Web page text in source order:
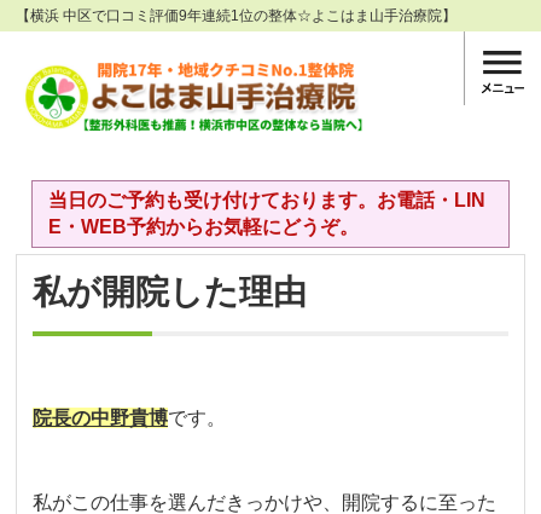
【横浜 中区で口コミ評価9年連続1位の整体☆よこはま山手治療院】
当日のご予約も受け付けております。お電話・LIN
E・WEB予約からお気軽にどうぞ。
私が開院した理由
院長の中野貴博です。
私がこの仕事を選んだきっかけや、開院するに至った